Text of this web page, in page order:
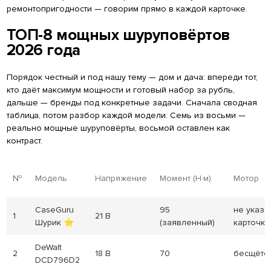
ремонтопригодности — говорим прямо в каждой карточке.
ТОП-8 мощных шуруповёртов
2026 года
Порядок честный и под нашу тему — дом и дача: впереди тот,
кто даёт максимум мощности и готовый набор за рубль,
дальше — бренды под конкретные задачи. Сначала сводная
таблица, потом разбор каждой модели. Семь из восьми —
реально мощные шуруповёрты, восьмой оставлен как
контраст.
№ Модель Напряжение Момент (Н·м) Мотор
1
CaseGuru
Шурик ⭐
21 В
95
(заявленный)
не
карточке
2
DeWalt
DCD796D2
18 В 70